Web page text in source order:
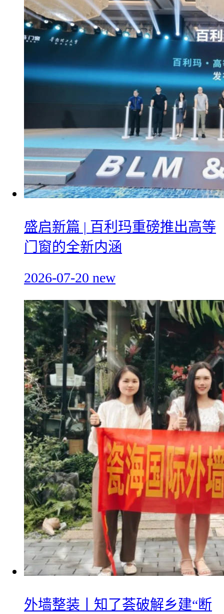
盛启新篇 | 百利玛重磅推出高等
门窗的全新内涵
2026-07-20 new
外墙整装丨知了荟破解乡建“断